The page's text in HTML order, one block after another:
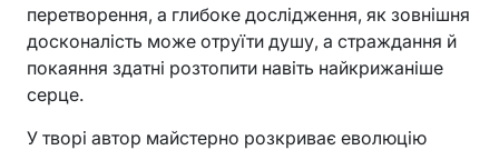
перетворення, а глибоке дослідження, як зовнішня
досконалість може отруїти душу, а страждання й
покаяння здатні розтопити навіть найкрижаніше
серце.
У творі автор майстерно розкриває еволюцію